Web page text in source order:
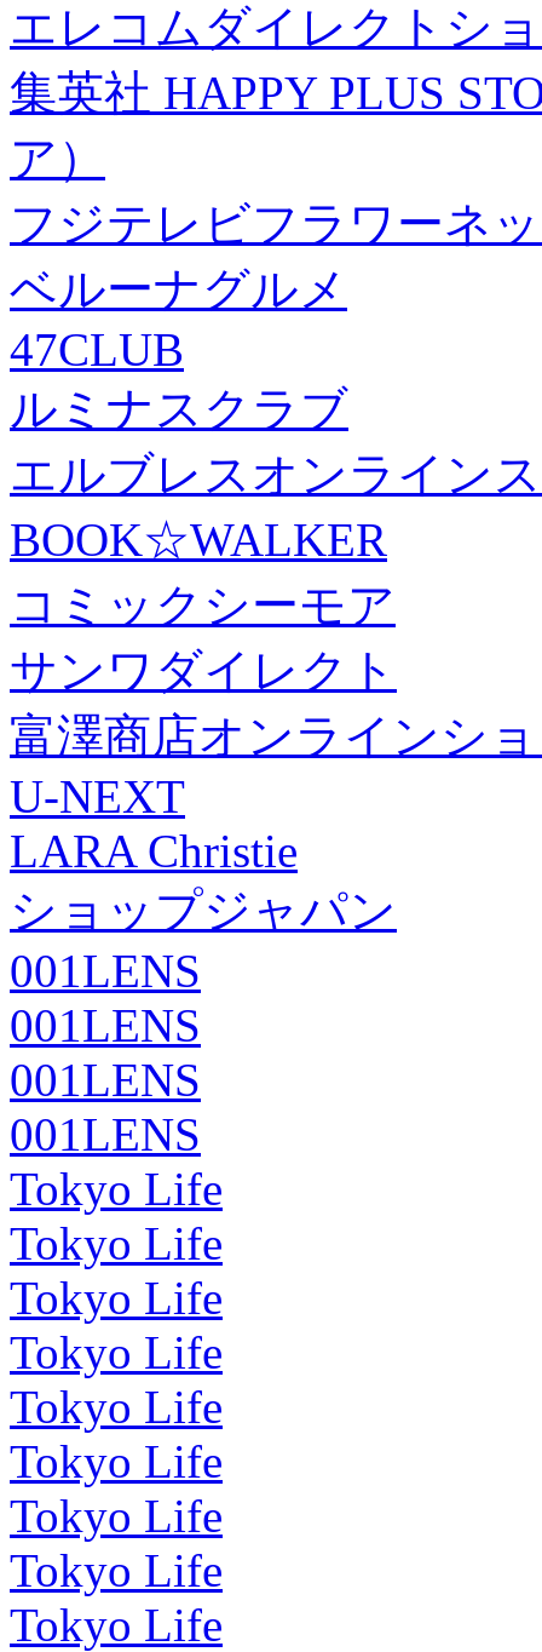
エレコムダイレクトシ
集英社 HAPPY PLUS
ア）
フジテレビフラワーネ
ベルーナグルメ
47CLUB
ルミナスクラブ
エルブレスオンライン
BOOK☆WALKER
コミックシーモア
サンワダイレクト
富澤商店オンラインシ
U-NEXT
LARA Christie
ショップジャパン
001LENS
001LENS
001LENS
001LENS
Tokyo Life
Tokyo Life
Tokyo Life
Tokyo Life
Tokyo Life
Tokyo Life
Tokyo Life
Tokyo Life
Tokyo Life